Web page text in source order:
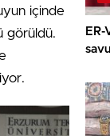
içinde
görüldü.